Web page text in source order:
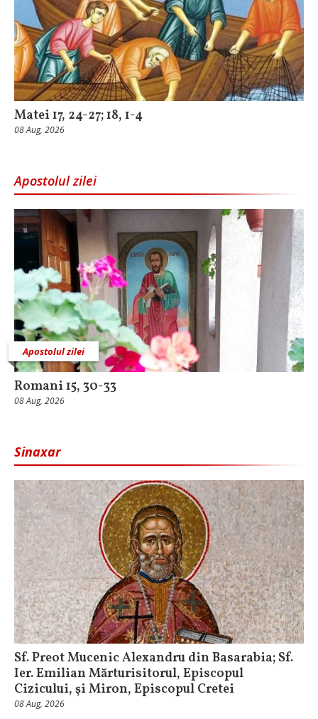
Matei 17, 24-27; 18, 1-4
08 Aug, 2026
Apostolul zilei
Apostolul zilei
Romani 15, 30-33
08 Aug, 2026
Sinaxar
Sf. Preot Mucenic Alexandru din Basarabia; Sf.
Ier. Emilian Mărturisitorul, Episcopul
Cizicului, şi Miron, Episcopul Cretei
08 Aug, 2026